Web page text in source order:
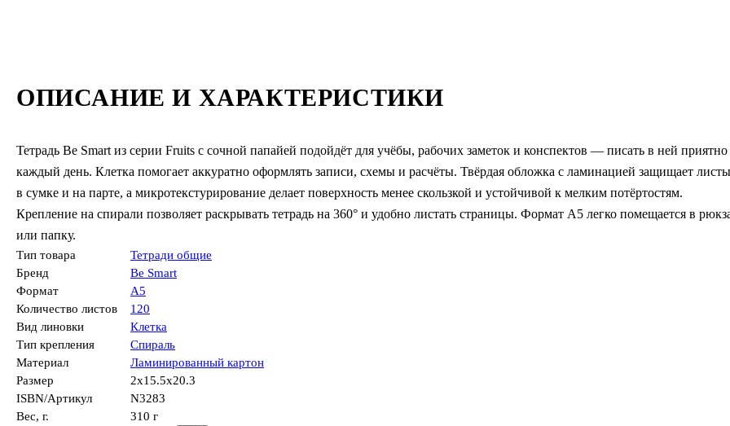
ОПИСАНИЕ И ХАРАКТЕРИСТИКИ
Тетрадь Be Smart из серии Fruits с сочной папайей подойдёт для учёбы, рабочих заметок и конспектов — писать в ней приятно
каждый день. Клетка помогает аккуратно оформлять записи, схемы и расчёты. Твёрдая обложка с ламинацией защищает листы
в сумке и на парте, а микротекстурирование делает поверхность менее скользкой и устойчивой к мелким потёртостям.
Крепление на спирали позволяет раскрывать тетрадь на 360° и удобно листать страницы. Формат А5 легко помещается в
или папку.
Тип товара
Тетради общие
Бренд
Be Smart
Формат
А5
Количество листов
120
Вид линовки
Клетка
Тип крепления
Спираль
Материал
Ламинированный картон
Размер
2x15.5x20.3
ISBN/Артикул
N3283
Вес, г.
310 г